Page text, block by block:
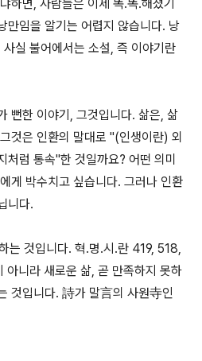
하면, 사람들은 이제 똑.똑.해졌기
만임을 알기는 어렵지 않습니다. 낭
실 불어에서는 소설, 즉 이야기란
뻔한 이야기, 그것입니다. 삶은, 삶
것은 인환의 말대로 "(인생이란) 외
처럼 통속"한 것일까요? 어떤 의미
게 박수치고 싶습니다. 그러나 인환
니다.
는 것입니다. 혁.명.시.란 419, 518,
아니라 새로운 삶, 곧 만족하지 못하
것입니다. 詩가 말言의 사원寺인